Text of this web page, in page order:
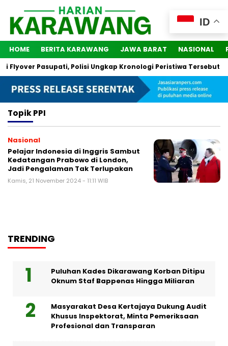
HOME BERITA KARAWANG JAWA BARAT NASIONAL
Pasupati, Polisi Ungkap Kronologi Peristiwa Tersebut
TopikPPI
Nasional
Pelajar Indonesia di Inggris Sambut
Kedatangan Prabowo di London,
Jadi Pengalaman Tak Terlupakan
Kamis, 21 November 2024 - 11:11 WIB
TRENDING
Puluhan Kades Dikarawang Korban Ditipu
Oknum Staf Bappenas Hingga Miliaran
Masyarakat Desa Kertajaya Dukung Audit
Khusus Inspektorat, Minta Pemeriksaan
Profesional dan Transparan
ID